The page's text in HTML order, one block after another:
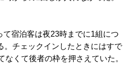
て宿泊客は夜23時までに1組につ
。チェックインしたときにはすで
なくて後者の枠を押さえていた。